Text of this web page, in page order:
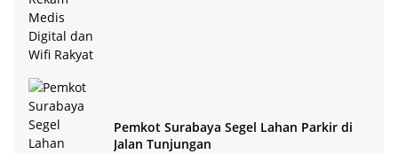
Pemkot Surabaya Segel Lahan Parkir di
Jalan Tunjungan